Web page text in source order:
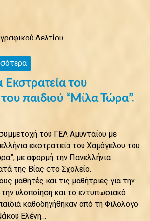
Δελτίου
Eκστρατεία του
παιδιού “Μίλα Τώρα”.
του ΓΕΛ Αμυνταίου με
εκστρατεία του Χαμόγελου του
με αφορμή την Πανελλήνια
της Βίας στο Σχολείο.
μαθητές και τις μαθήτριες για την
υλοποίηση και το εντυπωσιακό
καθοδηγήθηκαν από τη Φιλόλογο
Ελένη…